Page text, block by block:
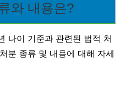
와 내용은?
나이 기준과 관련된 법적 처
분 종류 및 내용에 대해 자세